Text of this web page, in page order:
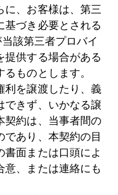
に、お客様は、第三
基づき必要とされる
該第三者プロバイ
提供する場合がある
ものとします。
利を譲渡したり、義
できず、いかなる譲
契約は、当事者間の
であり、本契約の目
書面または口頭によ
意、または連絡にも